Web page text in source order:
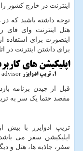
اینترنت در خارج کشور را
توجه داشته باشید که در
هتل اینترنت وای فای
اینصورت برای استفاده
برای داشتن اینترنت در
اپلیکیشن های
تریپ ادوایزر tripe advisor
قبل از چیدن برنامه
مقصد حتما یک سر به تریپ
اپلیکیشن سفر می
سفر، جاذبه ها، هتل و